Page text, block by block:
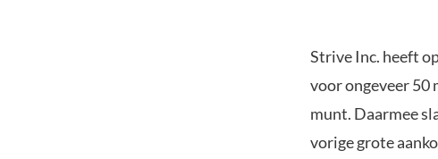
Strive Inc. heeft
voor ongeveer 50
munt. Daarmee
vorige grote